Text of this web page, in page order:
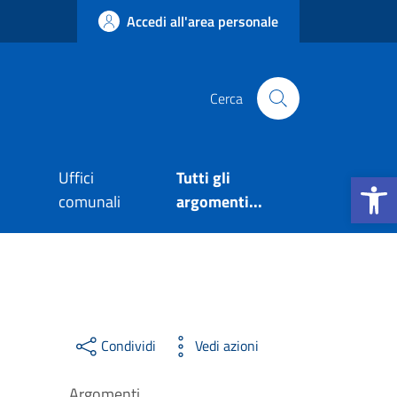
Apri la
Accedi all'area personale
Cerca
Uffici
comunali
Tutti gli
argomenti...
Condividi Vedi azioni